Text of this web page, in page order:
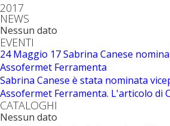
2017
NEWS
Nessun dato
EVENTI
24 Maggio 17Sabrina Canese
Assofermet Ferramenta
Sabrina Canese è stata nominata
Assofermet Ferramenta. L'articolo di
CATALOGHI
Nessun dato